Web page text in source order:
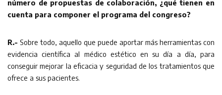
número de propuestas de colaboración, ¿qué tienen en
cuenta para componer el programa del congreso?
R.- Sobre todo, aquello que puede aportar más herramientas con
evidencia científica al médico estético en su día a día, para
conseguir mejorar la eficacia y seguridad de los tratamientos que
ofrece a sus pacientes.